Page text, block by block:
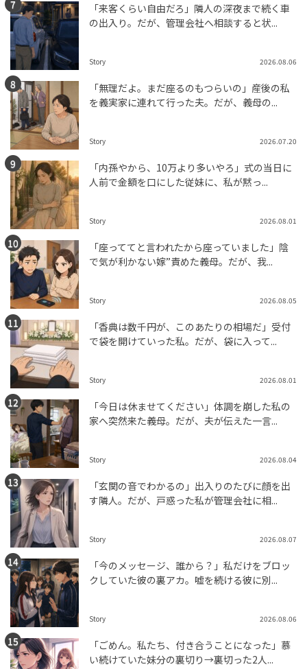
「来客くらい自由だろ」隣人の深夜まで続く車
の出入り。だが、管理会社へ相談すると状...
Story 2026.08.06
「無理だよ。まだ座るのもつらいの」産後の私
を義実家に連れて行った夫。だが、義母の...
Story 2026.07.20
「内孫やから、10万より多いやろ」式の当日に
人前で金額を口にした従妹に、私が黙っ...
Story 2026.08.01
「座っててと言われたから座っていました」陰
で気が利かない嫁”責めた義母。だが、我...
Story 2026.08.05
「香典は数千円が、このあたりの相場だ」受付
で袋を開けていった私。だが、袋に入って...
Story 2026.08.01
「今日は休ませてください」体調を崩した私の
家へ突然来た義母。だが、夫が伝えた一言...
Story 2026.08.04
「玄関の音でわかるの」出入りのたびに顔を出
す隣人。だが、戸惑った私が管理会社に相...
Story 2026.08.07
「今のメッセージ、誰から？」私だけをブロッ
クしていた彼の裏アカ。嘘を続ける彼に別...
Story 2026.08.06
「ごめん。私たち、付き合うことになった」慕
い続けていた妹分の裏切り→裏切った2人...